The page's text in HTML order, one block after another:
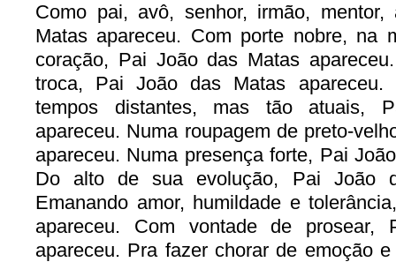
Como pai, avô, senhor, irmão,
Matas apareceu. Com porte nobre, na
coração, Pai João das Matas
troca, Pai João das Matas
tempos distantes, mas tão atuais,
apareceu. Numa roupagem de preto-
apareceu. Numa presença forte, Pai
Do alto de sua evolução, Pai João
Emanando amor, humildade e
apareceu. Com vontade de prosear,
apareceu. Pra fazer chorar de emoção